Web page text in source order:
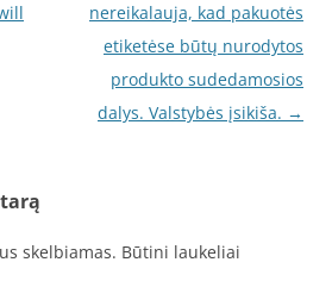
nereikalauja, kad pakuotės
etiketėse būtų nurodytos
produkto sudedamosios
dalys. Valstybės įsikiša. →
skelbiamas. Būtini laukeliai